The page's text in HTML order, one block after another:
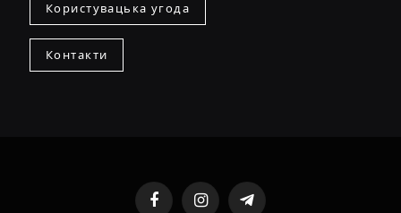
Користувацька угода
Контакти
FacebookInstagramTelegram